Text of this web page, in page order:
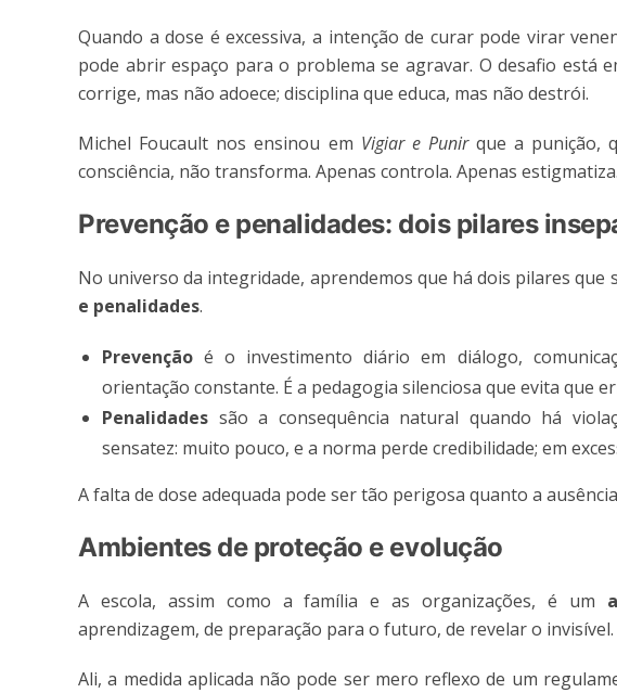
Quando a dose é excessiva, a intenção de curar pode virar
pode abrir espaço para o problema se agravar. O desafio está
corrige, mas não adoece; disciplina que educa, mas não destrói.
Michel Foucault nos ensinou em Vigiar e Punirque a punição,
consciência, não transforma. Apenas controla. Apenas
Prevenção e penalidades: dois pilares
No universo da integridade, aprendemos que há dois pilares que
e penalidades.
Prevenção é o investimento diário em diálogo,
orientação constante. É a pedagogia silenciosa que evita que
Penalidades são a consequência natural quando há
sensatez: muito pouco, e a norma perde credibilidade; em
A falta de dose adequada pode ser tão perigosa quanto a
Ambientes de proteção e evolução
A escola, assim como a família e as organizações, é um
aprendizagem, de preparação para o futuro, de revelar o invisível.
Ali, a medida aplicada não pode ser mero reflexo de um